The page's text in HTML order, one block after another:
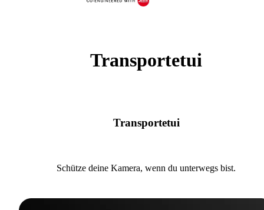
Transportetui
Transportetui
Schütze deine Kamera, wenn du unterwegs bist.